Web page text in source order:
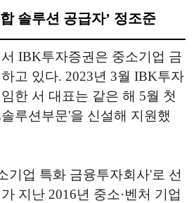
솔루션 공급자’ 정조준
IBK투자증권은 중소기업 금
고 있다. 2023년 3월 IBK투자
한 서 대표는 같은 해 5월 첫
루션부문'을 신설해 지원했
기업 특화 금융투자회사'로 선
지난 2016년 중소·벤처 기업